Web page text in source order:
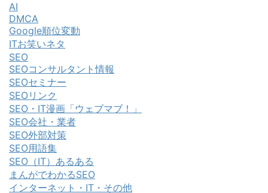
AI
DMCA
Google順位変動
ITお笑いネタ
SEO
SEOコンサルタント情報
SEOセミナー
SEOリンク
SEO・IT漫画「ウェブマブ！」
SEO会社・業者
SEO外部対策
SEO用語集
SEO（IT）あるある
まんがでわかるSEO
インターネット・IT・その他